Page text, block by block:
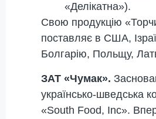
«Делікатна»).
Свою продукцію
поставляє в США,
Болгарію, Польщу,
ЗАТ «Чумак».
українсько-шведська
«South Food, Inc».